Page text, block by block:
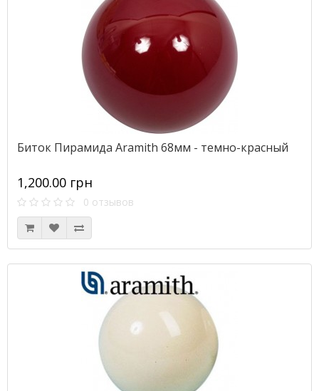
Биток Пирамида Aramith 68мм - темно-красный
1,200.00 грн
0 отзывов